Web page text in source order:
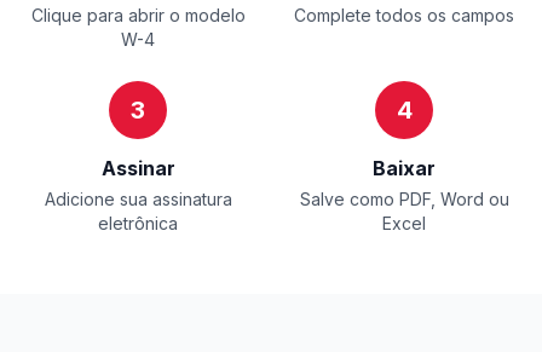
Clique para abrir o modelo
W-4
Complete todos os campos
3
Assinar
Adicione sua assinatura
eletrônica
4
Baixar
Salve como PDF, Word ou
Excel